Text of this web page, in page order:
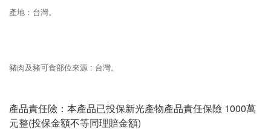
產地：台灣。
豬肉及豬可食部位來源 : 台灣。
產品責任險：本產品已投保新光產物產品責任保險 1000萬
元整(投保金額不等同理賠金額)